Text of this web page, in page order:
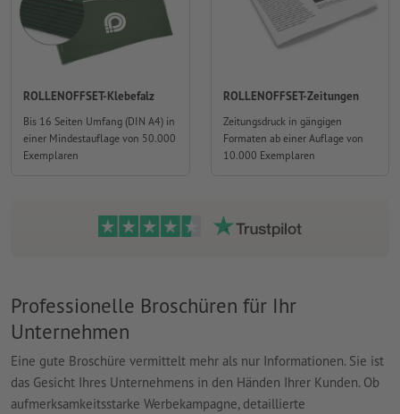
ROLLENOFFSET-Klebefalz
Bis 16 Seiten Umfang (DIN A4) in
einer Mindestauflage von 50.000
Exemplaren
ROLLENOFFSET-Zeitungen
Zeitungsdruck in gängigen
Formaten ab einer Auflage von
10.000 Exemplaren
Professionelle Broschüren für Ihr
Unternehmen
Eine gute Broschüre vermittelt mehr als nur Informationen. Sie ist
das Gesicht Ihres Unternehmens in den Händen Ihrer Kunden. Ob
aufmerksamkeitsstarke Werbekampagne, detaillierte